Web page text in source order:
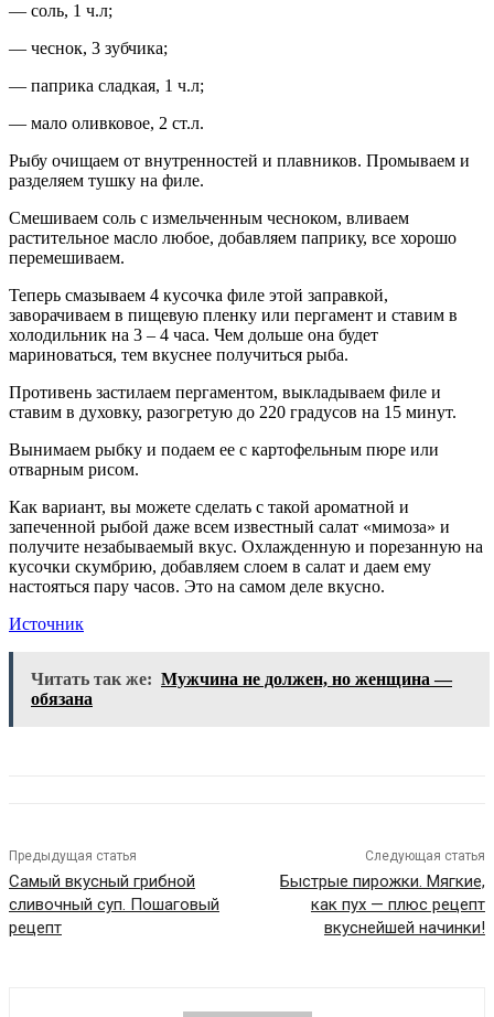
— соль, 1 ч.л;
— чеснок, 3 зубчика;
— паприка сладкая, 1 ч.л;
— мало оливковое, 2 ст.л.
Рыбу очищаем от внутренностей и плавников. Промываем и
разделяем тушку на филе.
Смешиваем соль с измельченным чесноком, вливаем
растительное масло любое, добавляем паприку, все хорошо
перемешиваем.
Теперь смазываем 4 кусочка филе этой заправкой,
заворачиваем в пищевую пленку или пергамент и ставим в
холодильник на 3 – 4 часа. Чем дольше она будет
мариноваться, тем вкуснее получиться рыба.
Противень застилаем пергаментом, выкладываем филе и
ставим в духовку, разогретую до 220 градусов на 15 минут.
Вынимаем рыбку и подаем ее с картофельным пюре или
отварным рисом.
Как вариант, вы можете сделать с такой ароматной и
запеченной рыбой даже всем известный салат «мимоза» и
получите незабываемый вкус. Охлажденную и порезанную на
кусочки скумбрию, добавляем слоем в салат и даем ему
настояться пару часов. Это на самом деле вкусно.
Источник
Читать так же: Мужчина не должен, но женщина —
обязана
Предыдущая статья
Самый вкусный грибной
сливочный суп. Пошаговый
рецепт
Следующая статья
Быстрые пирожки. Мягкие,
как пух — плюс рецепт
вкуснейшей начинки!